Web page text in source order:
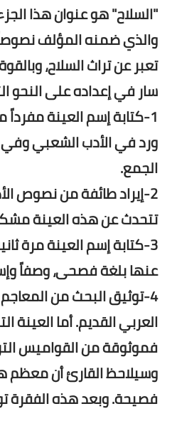
"السلاح" هو عنوان هذا
والذي ضمنه المؤلف
تعبر عن تراث السلاح،
سار في إعداده على النحو
1-كتابة إسم العينة
ورد في الأدب الشعبي وفي
الجمع.
2-إيراد طائفة من نصوص
تتحدث عن هذه العينة
3-كتابة إسم العينة مرة
عنها بلغة فصحى، وصفاً
4-توثيق البحث من المعاجم
العربي القديم. أما
فموثوقة من القواميس
وسيلاحظ القارئ أن معظم
فصيحة. وبعد هذه الفقرة